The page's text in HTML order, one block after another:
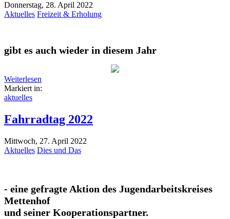
Donnerstag, 28. April 2022
Aktuelles Freizeit & Erholung
gibt es auch wieder in diesem Jahr
Weiterlesen
Markiert in:
aktuelles
Fahrradtag 2022
Mittwoch, 27. April 2022
Aktuelles Dies und Das
- eine gefragte Aktion des Jugendarbeitskreises
Mettenhof
und seiner Kooperationspartner.